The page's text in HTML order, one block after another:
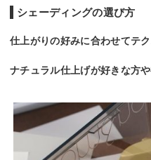
シェーディングの選び方
仕上がりの好みに合わせてテ
ナチュラル仕上げが好きな方